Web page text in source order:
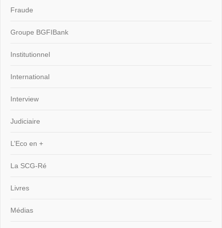
Fraude
Groupe BGFIBank
Institutionnel
International
Interview
Judiciaire
L’Eco en +
La SCG-Ré
Livres
Médias